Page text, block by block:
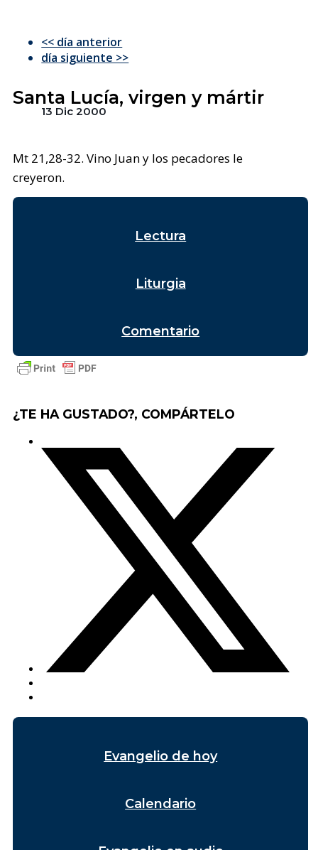
<< día anterior
día siguiente >>
Santa Lucía, virgen y mártir
13 Dic 2000
Mt 21,28-32. Vino Juan y los pecadores le
creyeron.
Lectura
Liturgia
Comentario
¿TE HA GUSTADO?, COMPÁRTELO
Evangelio de hoy
Calendario